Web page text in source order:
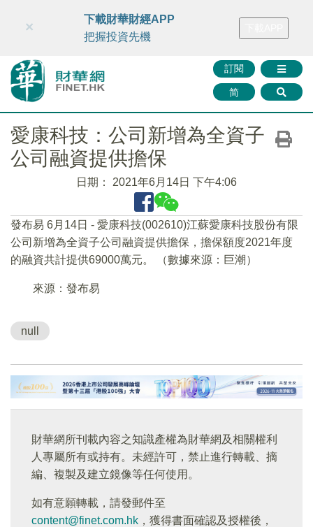
財華智庫網 FINTV FINMETA 財華證券 媒體矩陣
訂閱
简
×
下載財華財經APP
把握投資先機
愛康科技：公司新增為全資子
公司融資提供擔保
日期： 2021年6月14日 下午4:06
發布易 6月14日 - 愛康科技(002610)江蘇愛康科技股份有限
公司新增為全資子公司融資提供擔保，擔保額度2021年度
的融資共計提供69000萬元。 （數據來源：巨潮）
來源：發布易
null
財華網所刊載內容之知識產權為財華網及相關權利
人專屬所有或持有。未經許可，禁止進行轉載、摘
編、複製及建立鏡像等任何使用。
如有意願轉載，請發郵件至
content@finet.com.hk ，獲得書面確認及授權後，